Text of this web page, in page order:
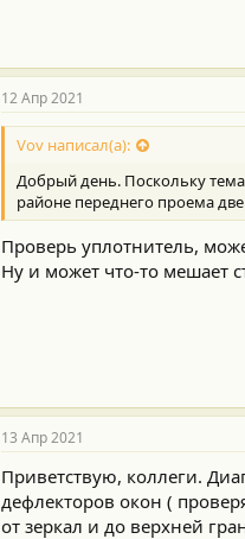
12 Апр 2021
Vov написал(а):
Добрый день. Поскольку
районе переднего проема
Проверь уплотнитель,
Ну и может что-то мешает
13 Апр 2021
Приветствую, коллеги.
дефлекторов окон (
от зеркал и до верхней